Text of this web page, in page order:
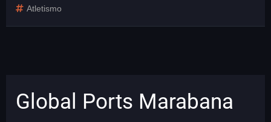
Atletismo
Global Ports Marabana